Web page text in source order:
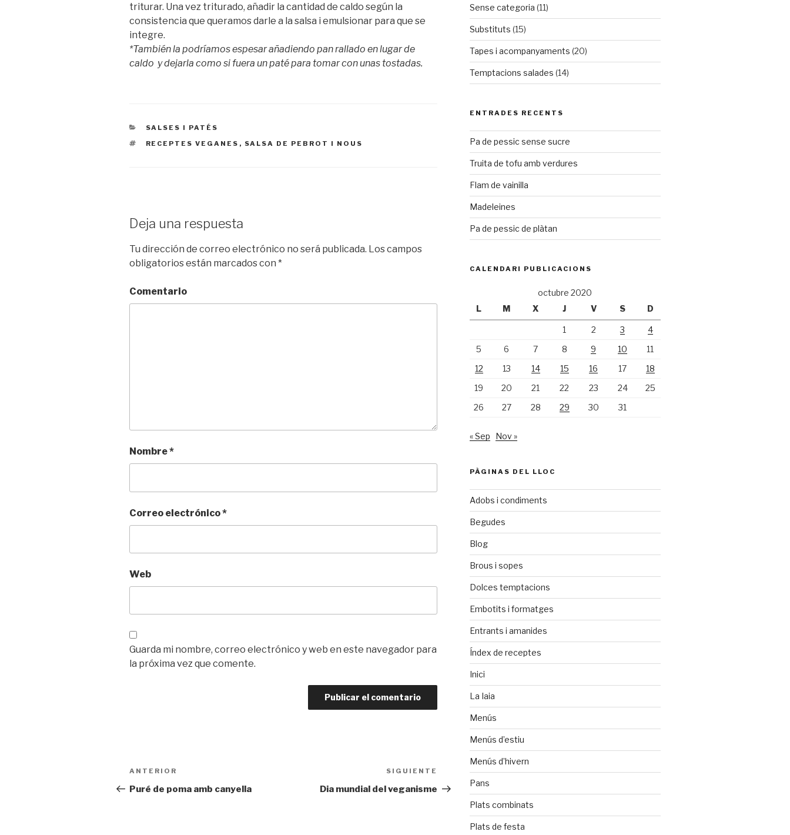
triturar. Una vez triturado, añadir la cantidad de caldo según la
consistencia que queramos darle a la salsa i emulsionar para que se
integre.
*También la podríamos espesar añadiendo pan rallado en lugar de
caldo y dejarla como si fuera un paté para tomar con unas tostadas.
CATEGORÍAS
SALSES I PATÉS
ETIQUETAS
RECEPTES VEGANES , SALSA DE PEBROT I NOUS
Deja una respuesta
Tu dirección de correo electrónico no será publicada. Los campos
obligatorios están marcados con *
Comentario
Nombre*
Correo electrónico*
Web
Guarda mi nombre, correo electrónico y web en este navegador para
la próxima vez que comente.
Navegación
de
Entrada
anterior:
ANTERIOR
Puré de poma amb canyella
Siguiente
entrada
SIGUIENTE
Dia mundial del veganisme
Sense categoria (11)
Substituts (15)
Tapes i acompanyaments (20)
Temptacions salades (14)
ENTRADES RECENTS
Pa de pessic sense sucre
Truita de tofu amb verdures
Flam de vainilla
Madeleines
Pa de pessic de plàtan
CALENDARI PUBLICACIONS
octubre 2020
L
M X J V S D
1 2 3
4
5
6 7 8 9 10
11
12
13 14 15 16 17
18
19
20 21 22 23 24
25
26
27 28 29 30 31
« Sep Nov »
PÀGINAS DEL LLOC
Adobs i condiments
Begudes
Blog
Brous i sopes
Dolces temptacions
Embotits i formatges
Entrants i amanides
Índex de receptes
Inici
La Iaia
Menús
Menús d’estiu
Menús d’hivern
Pans
Plats combinats
Plats de festa